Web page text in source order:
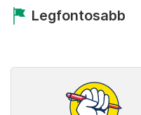
Legfontosabb